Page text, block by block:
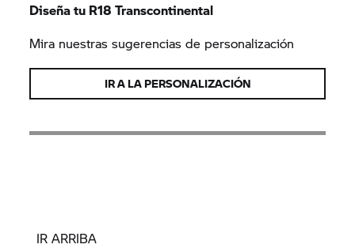
Diseña tu R18 Transcontinental
Mira nuestras sugerencias de personalización
IR A LA PERSONALIZACIÓN
IR ARRIBA